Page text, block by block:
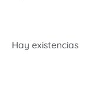
Hay existencias